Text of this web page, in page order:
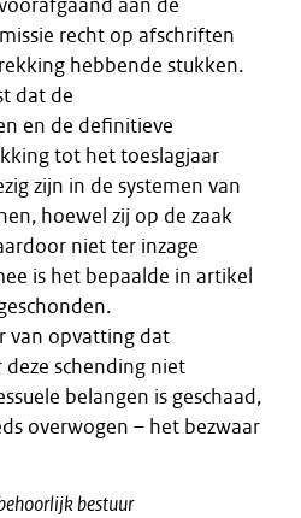
aan de
recht op afschriften
hebbende stukken.
dat de
en de definitieve
tot het toeslagjaar
zijn in de systemen van
hoewel zij op de zaak
niet ter inzage
is het bepaalde in artikel
van opvatting dat
schending niet
belangen is geschaad,
overwogen – het bezwaar
bestuur